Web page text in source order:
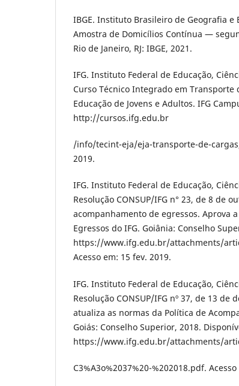
IBGE. Instituto Brasileiro de Geografia e
Amostra de Domicílios Contínua —
Rio de Janeiro, RJ: IBGE, 2021.
IFG. Instituto Federal de Educação,
Curso Técnico Integrado em
Educação de Jovens e Adultos. IFG
http://cursos.ifg.edu.br
/info/tecint-eja/eja-transporte-de-cargas/
2019.
IFG. Instituto Federal de Educação,
Resolução CONSUP/IFG n° 23, de 8 de
acompanhamento de egressos. Aprova
Egressos do IFG. Goiânia: Conselho
https://www.ifg.edu.br/attachments/
Acesso em: 15 fev. 2019.
IFG. Instituto Federal de Educação,
Resolução CONSUP/IFG nº 37, de 13 de
atualiza as normas da Política de
Goiás: Conselho Superior, 2018.
https://www.ifg.edu.br/attachments/
C3%A3o%2037%20-%202018.pdf.